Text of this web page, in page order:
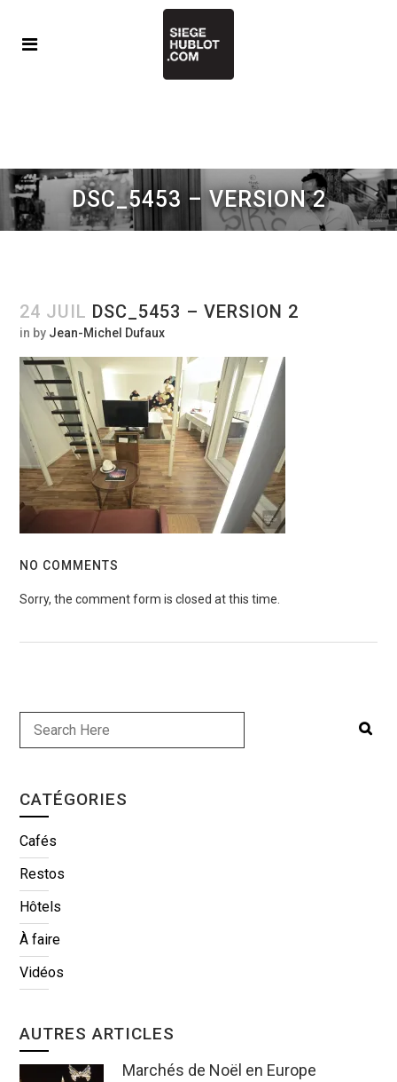
DSC_5453 – VERSION 2
24 JUIL DSC_5453 – VERSION 2
in by Jean-Michel Dufaux
NO COMMENTS
Sorry, the comment form is closed at this time.
CATÉGORIES
Cafés
Restos
Hôtels
À faire
Vidéos
AUTRES ARTICLES
Marchés de Noël en Europe